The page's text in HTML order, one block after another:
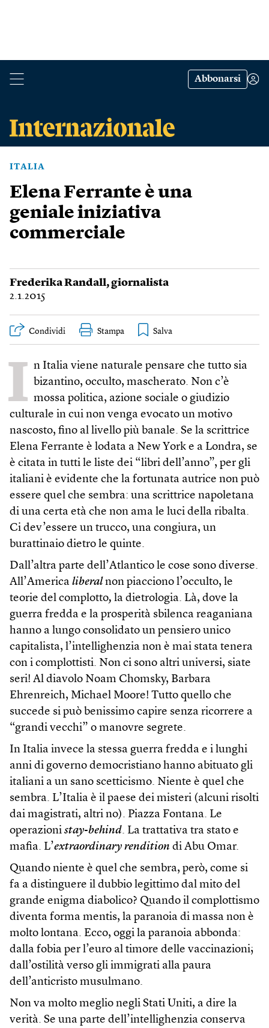
Abbonarsi
ITALIA
Elena Ferrante è una
geniale iniziativa
commerciale
Frederika Randall, giornalista
2.1.2015
Condividi Stampa
I n Italia viene naturale pensare che tutto sia
bizantino, occulto, mascherato. Non c’è
mossa politica, azione sociale o giudizio
culturale in cui non venga evocato un motivo
nascosto, fino al livello più banale. Se la scrittrice
Elena Ferrante è lodata a New York e a Londra, se
è citata in tutti le liste dei “libri dell’anno”, per gli
italiani è evidente che la fortunata autrice non può
essere quel che sembra: una scrittrice napoletana
di una certa età che non ama le luci della ribalta.
Ci dev’essere un trucco, una congiura, un
burattinaio dietro le quinte.
Dall’altra parte dell’Atlantico le cose sono diverse.
All’America liberal non piacciono l’occulto, le
teorie del complotto, la dietrologia. Là, dove la
guerra fredda e la prosperità sbilenca reaganiana
hanno a lungo consolidato un pensiero unico
capitalista, l’intellighenzia non è mai stata tenera
con i complottisti. Non ci sono altri universi, siate
seri! Al diavolo Noam Chomsky, Barbara
Ehrenreich, Michael Moore! Tutto quello che
succede si può benissimo capire senza ricorrere a
“grandi vecchi” o manovre segrete.
In Italia invece la stessa guerra fredda e i lunghi
anni di governo democristiano hanno abituato gli
italiani a un sano scetticismo. Niente è quel che
sembra. L’Italia è il paese dei misteri (alcuni risolti
dai magistrati, altri no). Piazza Fontana. Le
operazioni stay-behind. La trattativa tra stato e
mafia. L’extraordinary rendition di Abu Omar.
Quando niente è quel che sembra, però, come si
fa a distinguere il dubbio legittimo dal mito del
grande enigma diabolico? Quando il complottismo
diventa forma mentis, la paranoia di massa non è
molto lontana. Ecco, oggi la paranoia abbonda:
dalla fobia per l’euro al timore delle vaccinazioni;
dall’ostilità verso gli immigrati alla paura
dell’anticristo musulmano.
Non va molto meglio negli Stati Uniti, a dire la
verità. Se una parte dell’intellighenzia conserva